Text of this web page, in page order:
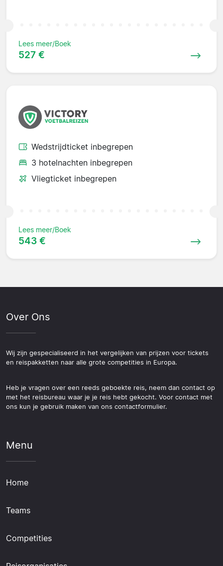
Lees meer/Boek
527 €
Wedstrijdticket inbegrepen
3 hotelnachten inbegrepen
Vliegticket inbegrepen
Lees meer/Boek
543 €
Over Ons
Wij zijn gespecialiseerd in het vergelijken van prijzen voor tickets
en reispakketten naar alle grote competities in Europa.
Heb je vragen over een reeds geboekte reis, neem dan contact op
met het reisbureau waar je je reis hebt gekocht. Voor contact met
ons kun je gebruik maken van ons contactformulier.
Menu
Home
Teams
Competities